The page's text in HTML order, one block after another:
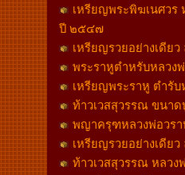
เหรียญพระพิฆเนศวร
ปี ๒๕๔๗
เหรียญรวยอย่างเดีย
พระราหูตำหรับหลวง
เหรียญพระราหู ตำรั
ท้าวเวสสุวรรณ ขนา
พญาครุฑหลวงพ่อวรา
เหรียญรวยอย่างเดีย
ท้าวเวสสุวรรณ หลวง